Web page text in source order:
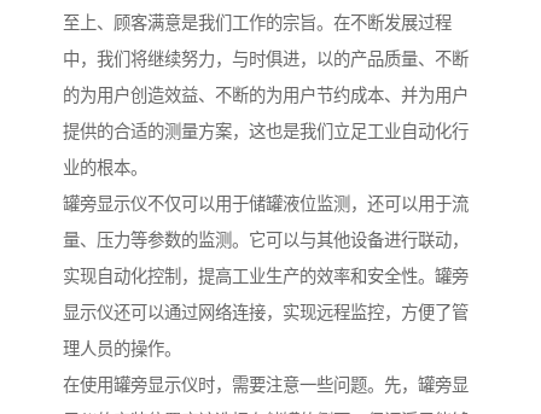
至上、顾客满意是我们工作的宗旨。在不断发展过程
中，我们将继续努力，与时俱进，以的产品质量、不断
的为用户创造效益、不断的为用户节约成本、并为用户
提供的合适的测量方案，这也是我们立足工业自动化行
业的根本。
罐旁显示仪不仅可以用于储罐液位监测，还可以用于流
量、压力等参数的监测。它可以与其他设备进行联动，
实现自动化控制，提高工业生产的效率和安全性。罐旁
显示仪还可以通过网络连接，实现远程监控，方便了管
理人员的操作。
在使用罐旁显示仪时，需要注意一些问题。先，罐旁显